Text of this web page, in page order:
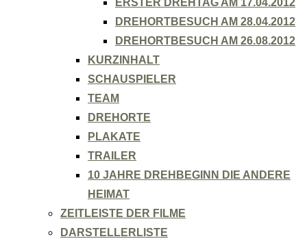
ERSTER DREHTAG AM 17.04.2012
DREHORTBESUCH AM 28.04.2012
DREHORTBESUCH AM 26.08.2012
KURZINHALT
SCHAUSPIELER
TEAM
DREHORTE
PLAKATE
TRAILER
10 JAHRE DREHBEGINN DIE ANDERE
HEIMAT
ZEITLEISTE DER FILME
DARSTELLERLISTE